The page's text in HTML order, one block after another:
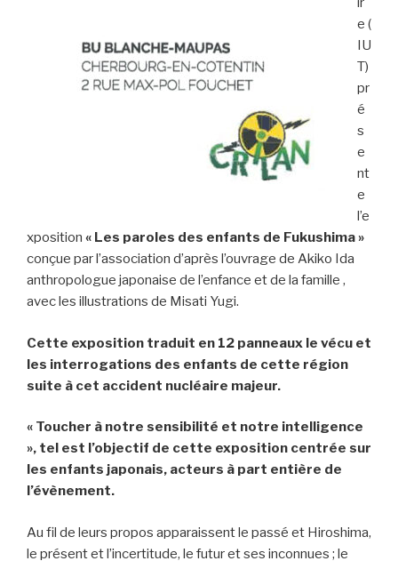
e (
IU
T)
pr
é
s
e
nt
e
l’e
xposition « Les paroles des enfants de Fukushima »
conçue par l’association d’après l’ouvrage de Akiko Ida
anthropologue japonaise de l’enfance et de la famille ,
avec les illustrations de Misati Yugi.
Cette exposition traduit en 12 panneaux le vécu et
les interrogations des enfants de cette région
suite à cet accident nucléaire majeur.
« Toucher à notre sensibilité et notre intelligence
», tel est l’objectif de cette exposition centrée sur
les enfants japonais, acteurs à part entière de
l’évènement.
Au fil de leurs propos apparaissent le passé et Hiroshima,
le présent et l’incertitude, le futur et ses inconnues ; le